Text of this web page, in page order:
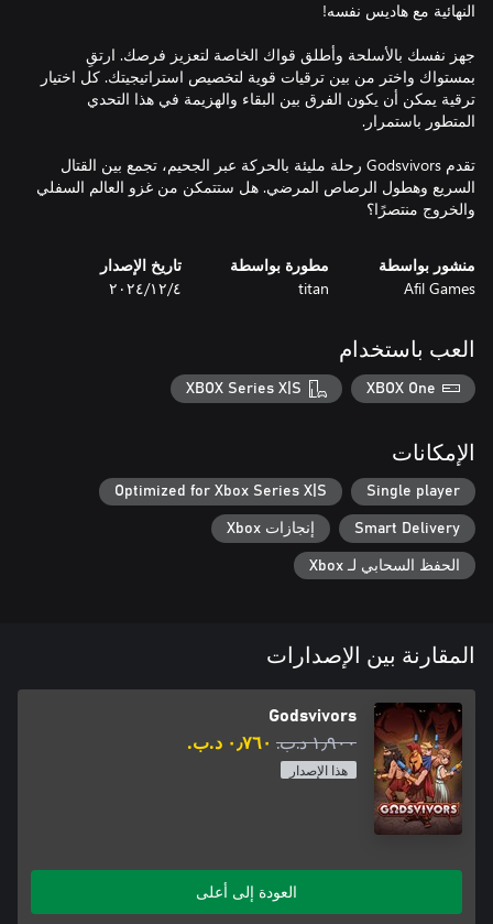
جهز نفسك بالأسلحة وأطلق قواك الخاصة لتعزيز فرصك. ارتقِ
بمستواك واختر من بين ترقيات قوية لتخصيص استراتيجيتك. كل اختيار
ترقية يمكن أن يكون الفرق بين البقاء والهزيمة في هذا التحدي
تقدم Godsvivors رحلة مليئة بالحركة عبر الجحيم، تجمع بين القتال
السريع وهطول الرصاص المرضي. هل ستتمكن من غزو العالم السفلي
والخروج منتصرًا؟
منشور بواسطة
Afil Games
مطورة بواسطة
titan
تاريخ الإصدار
٤‏/١٢‏/٢٠٢٤
العب باستخدام
XBOX One
XBOX Series X|S
الإمكانات
Single player
Optimized for Xbox Series X|S
Smart Delivery إنجازات Xbox
الحفظ السحابي لـ Xbox
المقارنة بين الإصدارات
Godsvivors
١٫٩٠٠ د.ب.‏ ٠٫٧٦٠ د.ب.‏
هذا الإصدار
العودة إلى أعلى